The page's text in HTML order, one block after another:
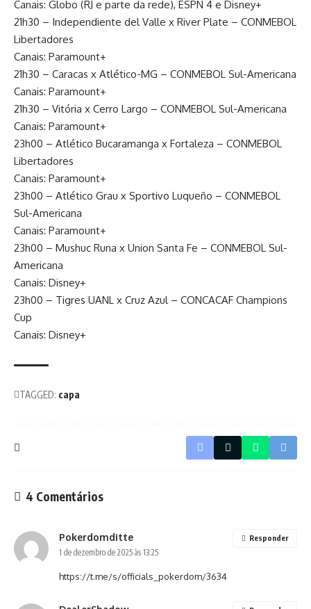
Canais: Globo (RJ e parte da rede), ESPN 4 e Disney+
21h30 – Independiente del Valle x River Plate – CONMEBOL
Libertadores
Canais: Paramount+
21h30 – Caracas x Atlético-MG – CONMEBOL Sul-Americana
Canais: Paramount+
21h30 – Vitória x Cerro Largo – CONMEBOL Sul-Americana
Canais: Paramount+
23h00 – Atlético Bucaramanga x Fortaleza – CONMEBOL
Libertadores
Canais: Paramount+
23h00 – Atlético Grau x Sportivo Luqueño – CONMEBOL
Sul-Americana
Canais: Paramount+
23h00 – Mushuc Runa x Union Santa Fe – CONMEBOL Sul-
Americana
Canais: Disney+
23h00 – Tigres UANL x Cruz Azul – CONCACAF Champions
Cup
Canais: Disney+
TAGGED: capa
4 Comentários
Pokerdomditte
1 de dezembro de 2025 às 13:25
https://t.me/s/officials_pokerdom/3634
Responder